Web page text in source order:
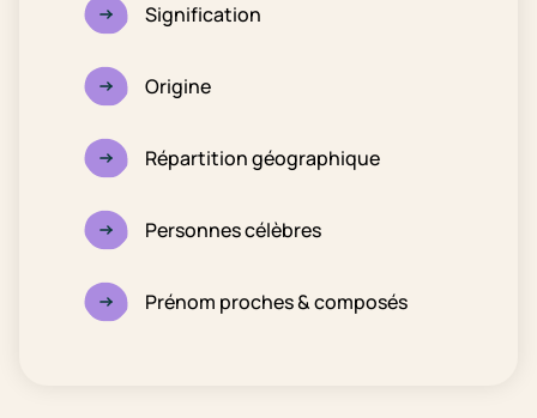
Signification
Origine
Répartition géographique
Personnes célèbres
Prénom proches & composés